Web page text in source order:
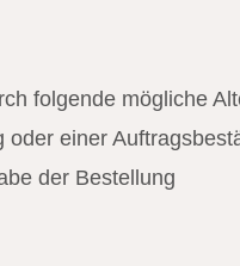
folgende mögliche
einer
der Bestellung